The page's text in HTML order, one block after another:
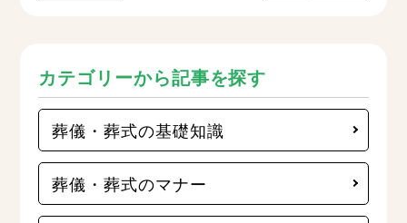
カテゴリーから記事を探す
葬儀・葬式の基礎知識
葬儀・葬式のマナー